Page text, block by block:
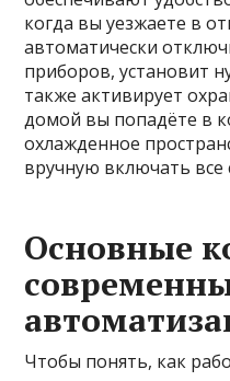
когда вы уезжаете в
автоматически
приборов, установит
также активирует
домой вы попадёте в
охлажденное
вручную включать все
Основные
Чтобы понять, как